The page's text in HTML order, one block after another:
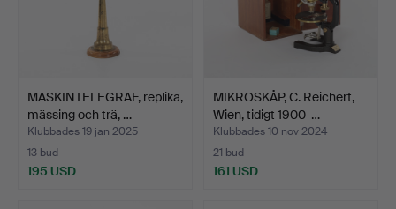
MASKINTELEGRAF, replika,
mässing och trä, …
Klubbades 19 jan 2025
13 bud
195 USD
MIKROSKÅP, C. Reichert,
Wien, tidigt 1900-…
Klubbades 10 nov 2024
21 bud
161 USD